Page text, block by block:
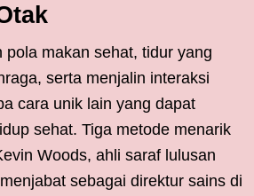
pola makan sehat, tidur yang
serta menjalin interaksi
cara unik lain yang dapat
sehat. Tiga metode menarik
Woods, ahli saraf lulusan
sebagai direktur sains di